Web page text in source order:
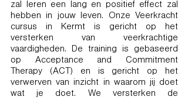
zal leren een lang en positief effect zal
hebben in jouw leven. Onze Veerkracht
cursus in Kermt is gericht op het
versterken van veerkrachtige
vaardigheden. De training is gebaseerd
op Acceptance and Commitment
Therapy (ACT) en is gericht op het
verwerven van inzicht in waarom jij doet
wat je doet. We versterken de